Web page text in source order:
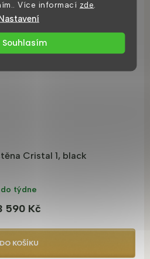
Více informací zde
Souhlasím
Cristal 1, black
do týdne
590 Kč
DO KOŠÍKU